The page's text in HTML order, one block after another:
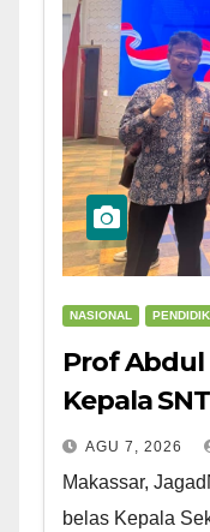
NASIONAL
Prof Abdul
Kepala
AGU 7, 2026
Makassar,
belas Kepala